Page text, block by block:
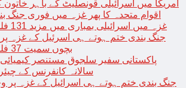
امریکا میں اسرائیلی قونصلیٹ کے باہر
اقوام متحدہ کا پھر غزہ میں فوری جنگ
غزہ میں اسرائیلی بمباری میں مزید 131 فلسطینی شہید
جنگ بندی ختم ہوتے ہی اسرئیل کے غزہ پر
بچوں سمیت 37 فلسطینی شہید
پاکستانی سفیر سلجوق مستنصر
سالانہ کانفرنس کے
جنگ بندی ختم ہوتے ہی اسرائیل کے غزہ پر